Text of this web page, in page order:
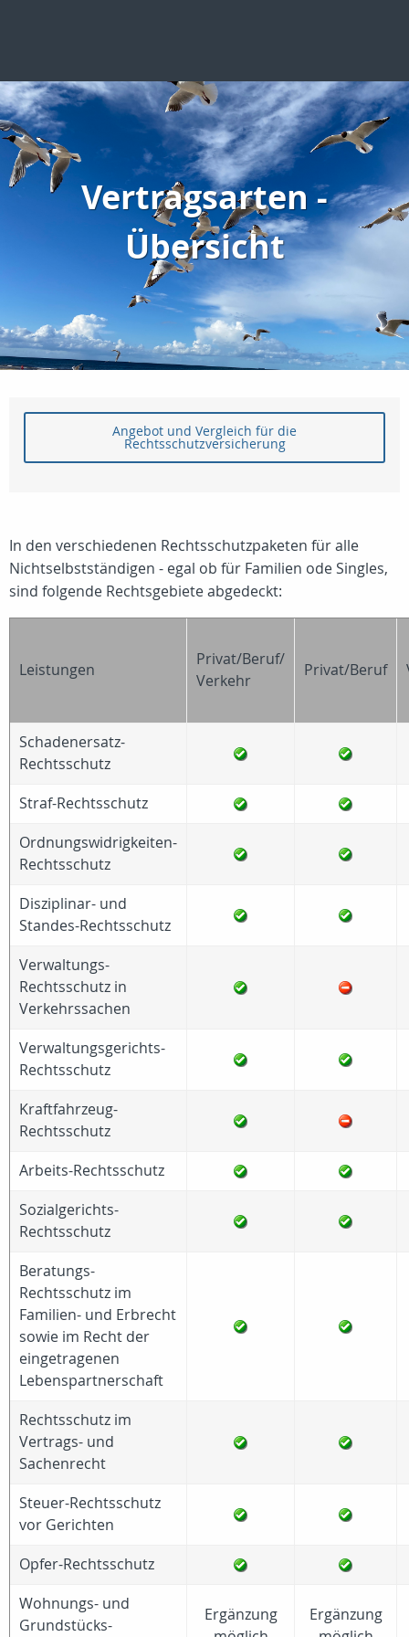
Vertragsarten -
Übersicht
Angebot und Vergleich für die
Rechtsschutzversicherung
In den verschiedenen Rechtsschutzpaketen für alle
Nichtselbstständigen - egal ob für Familien ode Singles,
sind folgende Rechtsgebiete abgedeckt:
Leistungen
Privat/Beruf/
Verkehr
Privat/Beruf
Schadenersatz-
Rechtsschutz
Straf-Rechtsschutz
Ordnungswidrigkeiten-
Rechtsschutz
Disziplinar- und
Standes-Rechtsschutz
Verwaltungs-
Rechtsschutz in
Verkehrssachen
Verwaltungsgerichts-
Rechtsschutz
Kraftfahrzeug-
Rechtsschutz
Arbeits-Rechtsschutz
Sozialgerichts-
Rechtsschutz
Beratungs-
Rechtsschutz im
Familien- und Erbrecht
sowie im Recht der
eingetragenen
Lebenspartnerschaft
Rechtsschutz im
Vertrags- und
Sachenrecht
Steuer-Rechtsschutz
vor Gerichten
Opfer-Rechtsschutz
Wohnungs- und
Grundstücks-
Ergänzung
Ergänzung